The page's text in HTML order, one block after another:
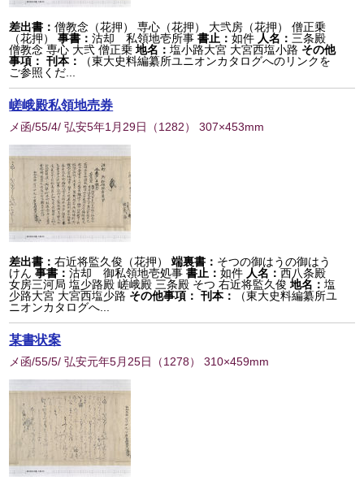
差出書：僧教念（花押） 専心（花押） 大弐房（花押） 僧正乗
（花押）
事書：沽却 私領地壱所事書止：如件 人名： 三条殿
僧教念 専心 大弐 僧正乗 地名：塩小路大宮 大宮西塩小路 その他
事項： 刊本：
（東大史料編纂所ユニオンカタログへのリンクを
ご参照くだ...
嵯峨殿私領地売券
メ函/55/4/ 弘安5年1月29日 （1282） 307×453mm
差出書：右近将監久俊（花押） 端裏書： そつの御はうの御はう
けん 事書：沽却 御私領地壱処事書止：如件 人名：西八条殿
女房三河局 塩少路殿 嵯峨殿 三条殿 そつ 右近将監久俊 地名：塩
少路大宮 大宮西塩少路 その他事項： 刊本：
（東大史料編纂所ユ
ニオンカタログへ...
某書状案
メ函/55/5/ 弘安元年5月25日 （1278） 310×459mm